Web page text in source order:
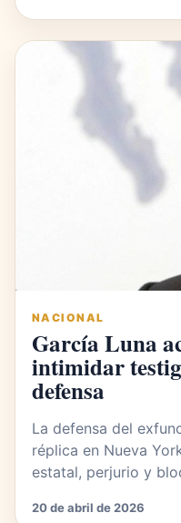
NACIONAL
García Luna
intimidar
defensa
La defensa del
réplica en Nueva
estatal, perjurio y
20 de abril de 2026